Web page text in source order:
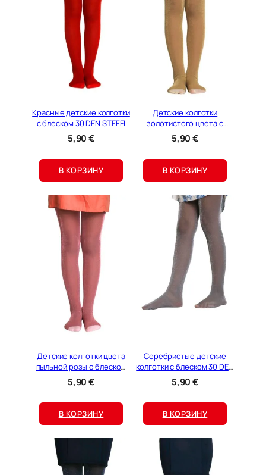
Красные детские колготки
с блеском 30 DEN STEFFI
5,90€
В КОРЗИНУ
Детские колготки
золотистого цвета с
блеском 30 DEN STEFFI
5,90€
В КОРЗИНУ
Детские колготки цвета
пыльной розы с блеском
30 DEN STEFFI
5,90€
В КОРЗИНУ
Серебристые детские
колготки с блеском 30 DEN
STEFFI
5,90€
В КОРЗИНУ